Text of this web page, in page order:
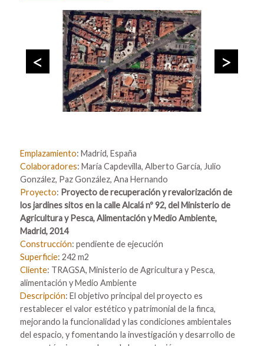
Emplazamiento: Madrid, España
Colaboradores: María Capdevilla, Alberto García, Julio
González, Paz González, Ana Hernando
Proyecto: Proyecto de recuperación y revalorización de
los jardines sitos en la calle Alcalá nº 92, del Ministerio de
Agricultura y Pesca, Alimentación y Medio Ambiente​,
Madrid, 2014
Construcción: pendiente de ejecución
Superficie: 242 m2
Cliente: TRAGSA, Ministerio de Agricultura y Pesca,
alimentación y Medio Ambiente
Descripción: El objetivo principal del proyecto es
restablecer el valor estético y patrimonial de la finca,
mejorando la funcionalidad y las condiciones ambientales
del espacio, y fomentando la investigación y desarrollo de